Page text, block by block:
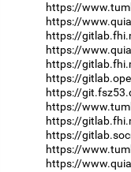
https://
https://
https://
https://
https://
https://
https://
https://
https://
https://
https://
https://